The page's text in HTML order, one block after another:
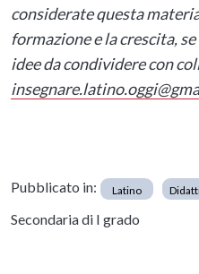
considerate questa
formazione e la crescita,
idee da condividere con
Pubblicato in: Latino
Secondaria di I grado